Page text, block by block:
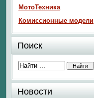
МотоТехника
Комиссионные модели
Поиск
Новости